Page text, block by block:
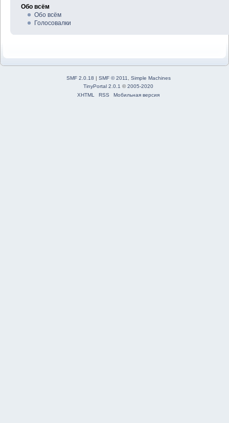
Обо всём
Обо всём
Голосовалки
SMF 2.0.18 SMF © 2011, Simple Machines
TinyPortal 2.0.1 ©2005-2020
XHTML
RSS Мобильная версия